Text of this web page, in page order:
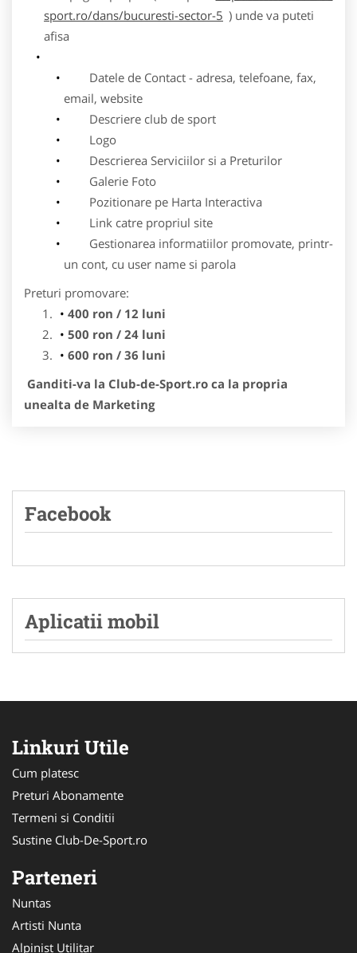
sport.ro/dans/bucuresti-sector-5 ) unde va puteti
afisa
Datele de Contact - adresa, telefoane, fax,
email, website
Descriere club de sport
Logo
Descrierea Serviciilor si a Preturilor
Galerie Foto
Pozitionare pe Harta Interactiva
Link catre propriul site
Gestionarea informatiilor promovate, printr-
un cont, cu user name si parola
Preturi promovare:
400 ron / 12 luni
500 ron / 24 luni
600 ron / 36 luni
Ganditi-va la Club-de-Sport.ro ca la propria
unealta de Marketing
Facebook
Aplicatii mobil
Linkuri Utile
Cum platesc
Preturi Abonamente
Termeni si Conditii
Sustine Club-De-Sport.ro
Parteneri
Nuntas
Artisti Nunta
Alpinist Utilitar